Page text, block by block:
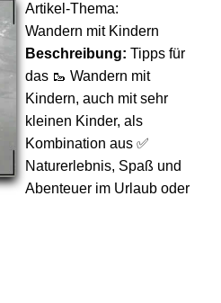
Artikel-Thema:
Wandern mit Kindern
Beschreibung: Tipps für
das 🥾 Wandern mit
Kindern, auch mit sehr
kleinen Kinder, als
Kombination aus ✅
Naturerlebnis, Spaß und
Abenteuer im Urlaub oder